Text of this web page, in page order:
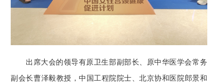
出席大会的领导有原卫生部副部长、原中华医学会常务
副会长曹泽毅教授，中国工程院院士、北京协和医院郎景和